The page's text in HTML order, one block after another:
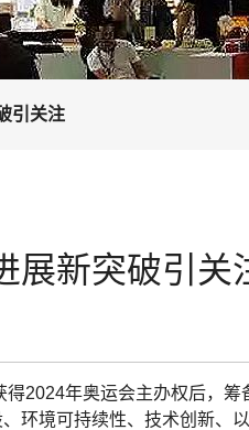
引关注
展新突破引关
2024年奥运会主办权后，
环境可持续性、技术创新、